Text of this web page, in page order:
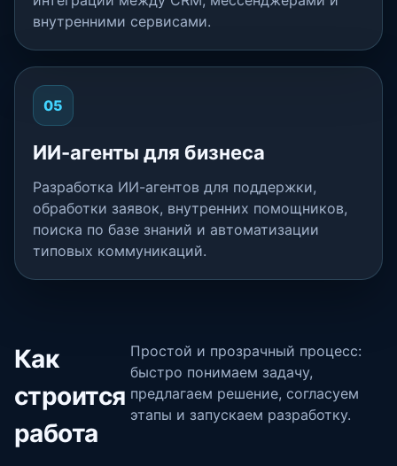
внутренними сервисами.
05
ИИ-агенты для бизнеса
Разработка ИИ-агентов для поддержки,
обработки заявок, внутренних помощников,
поиска по базе знаний и автоматизации
типовых коммуникаций.
Как
строится
работа
Простой и прозрачный процесс:
быстро понимаем задачу,
предлагаем решение, согласуем
этапы и запускаем разработку.